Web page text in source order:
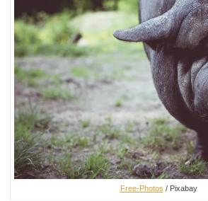
Free-Photos / Pixabay